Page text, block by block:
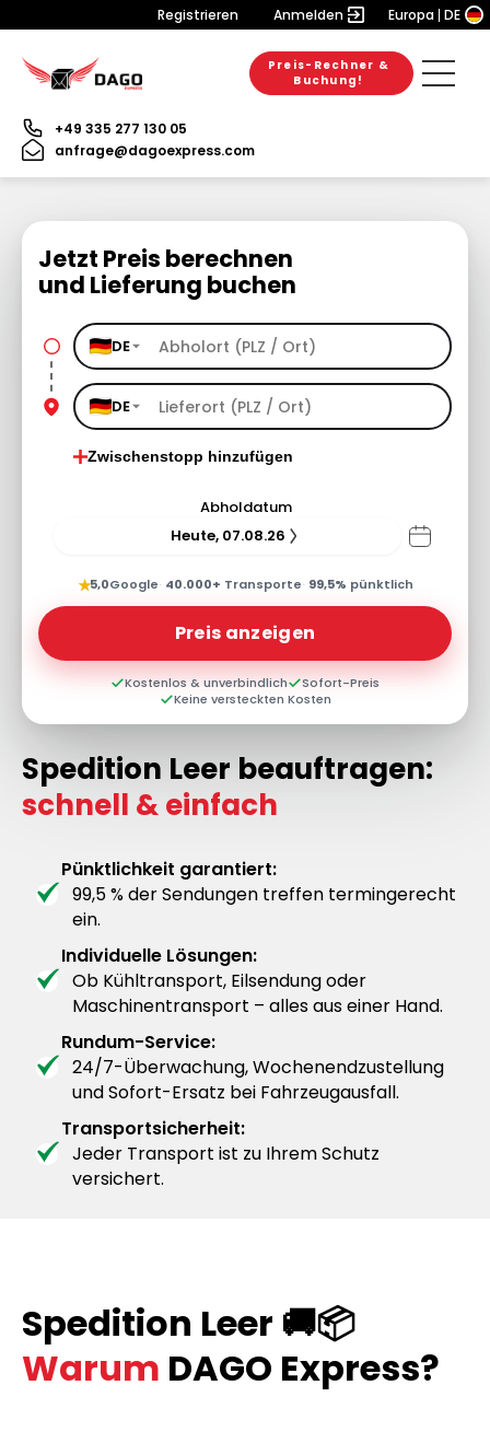
Registrieren Anmelden Europa DE
Preis-Rechner &
Buchung!
+49 335 277 130 05
anfrage@dagoexpress.com
Jetzt Preis berechnen
und Lieferung buchen
DE
DE
Zwischenstopp hinzufügen
Abholdatum
Heute, 07.08.26
★5,0Google· 40.000+ Transporte· 99,5% pünktlich
Preis anzeigen
Kostenlos & unverbindlich
Sofort-Preis
Keine versteckten Kosten
Spedition Leer beauftragen:
schnell & einfach
Pünktlichkeit garantiert:
99,5 % der Sendungen treffen termingerecht
ein.
Individuelle Lösungen:
Ob Kühltransport, Eilsendung oder
Maschinentransport – alles aus einer Hand.
Rundum-Service:
24/7-Überwachung, Wochenendzustellung
und Sofort-Ersatz bei Fahrzeugausfall.
Transportsicherheit:
Jeder Transport ist zu Ihrem Schutz
versichert.
Spedition Leer 🚚📦
Warum DAGO Express?